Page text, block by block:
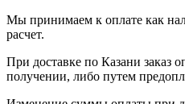
Мы принимаем к оплате как
расчет.
При доставке по Казани заказ
получении, либо путем